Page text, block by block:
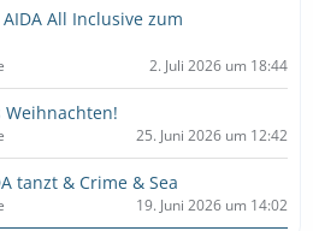
All Inclusive zum
2. Juli 2026 um 18:44
Weihnachten!
25. Juni 2026 um 12:42
tanzt & Crime & Sea
19. Juni 2026 um 14:02